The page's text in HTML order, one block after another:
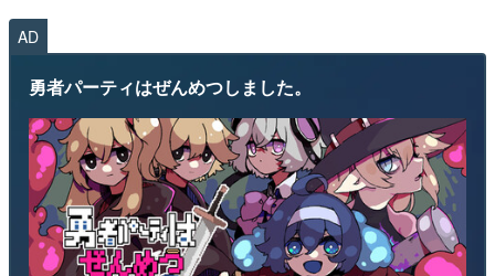
AD
勇者パーティはぜんめつしました。